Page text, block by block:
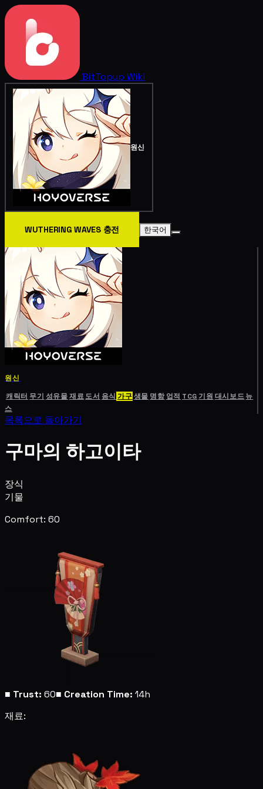
BitTopup Wiki
원신
WUTHERING WAVES 충전 한국어
원신
캐릭터 무기 성유물재료도서 음식 가구생물 명함 업적 TCG기원 대시보드뉴
스
목록으로 돌아가기
구마의 하고이타
장식
기물
Comfort: 60
■ Trust: 60■ Creation Time: 14h
재료: